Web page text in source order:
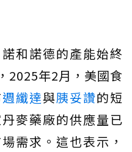
和諾德的產能始終
2025年2月，美國食
週纖達與胰妥讚的短
麥藥廠的供應量已
需求。這也表示，